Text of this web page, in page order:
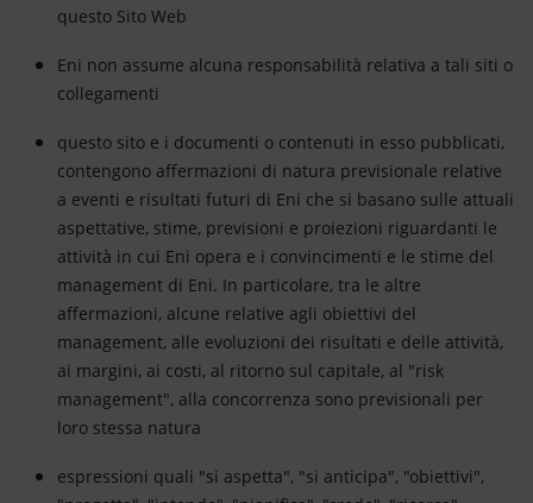
questo Sito Web
Eni non assume alcuna responsabilità relativa a tali siti o
collegamenti
questo sito e i documenti o contenuti in esso pubblicati,
contengono affermazioni di natura previsionale relative
a eventi e risultati futuri di Eni che si basano sulle attuali
aspettative, stime, previsioni e proiezioni riguardanti le
attività in cui Eni opera e i convincimenti e le stime del
management di Eni. In particolare, tra le altre
affermazioni, alcune relative agli obiettivi del
management, alle evoluzioni dei risultati e delle attività,
ai margini, ai costi, al ritorno sul capitale, al "risk
management", alla concorrenza sono previsionali per
loro stessa natura
espressioni quali "si aspetta", "si anticipa", "obiettivi",